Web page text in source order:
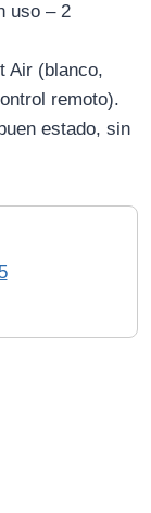
uso – 2
Air (blanco,
remoto).
estado, sin